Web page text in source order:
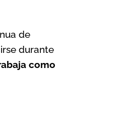
de
durante
como